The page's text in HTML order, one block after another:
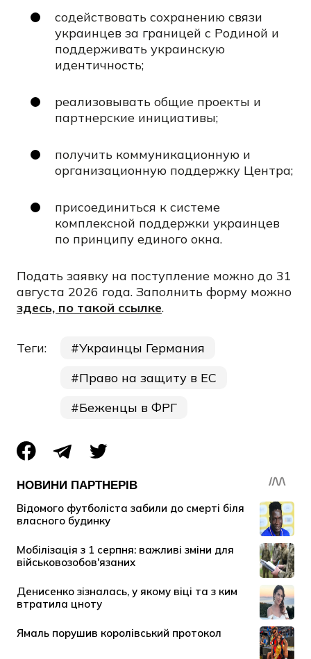
содействовать сохранению связи
украинцев за границей с Родиной и
поддерживать украинскую
идентичность;
реализовывать общие проекты и
партнерские инициативы;
получить коммуникационную и
организационную поддержку Центра;
присоединиться к системе
комплексной поддержки украинцев
по принципу единого окна.
Подать заявку на поступление можно до 31
августа 2026 года. Заполнить форму можно
здесь, по такой ссылке.
Теги:
Украинцы Германия
Право на защиту в ЕС
Беженцы в ФРГ